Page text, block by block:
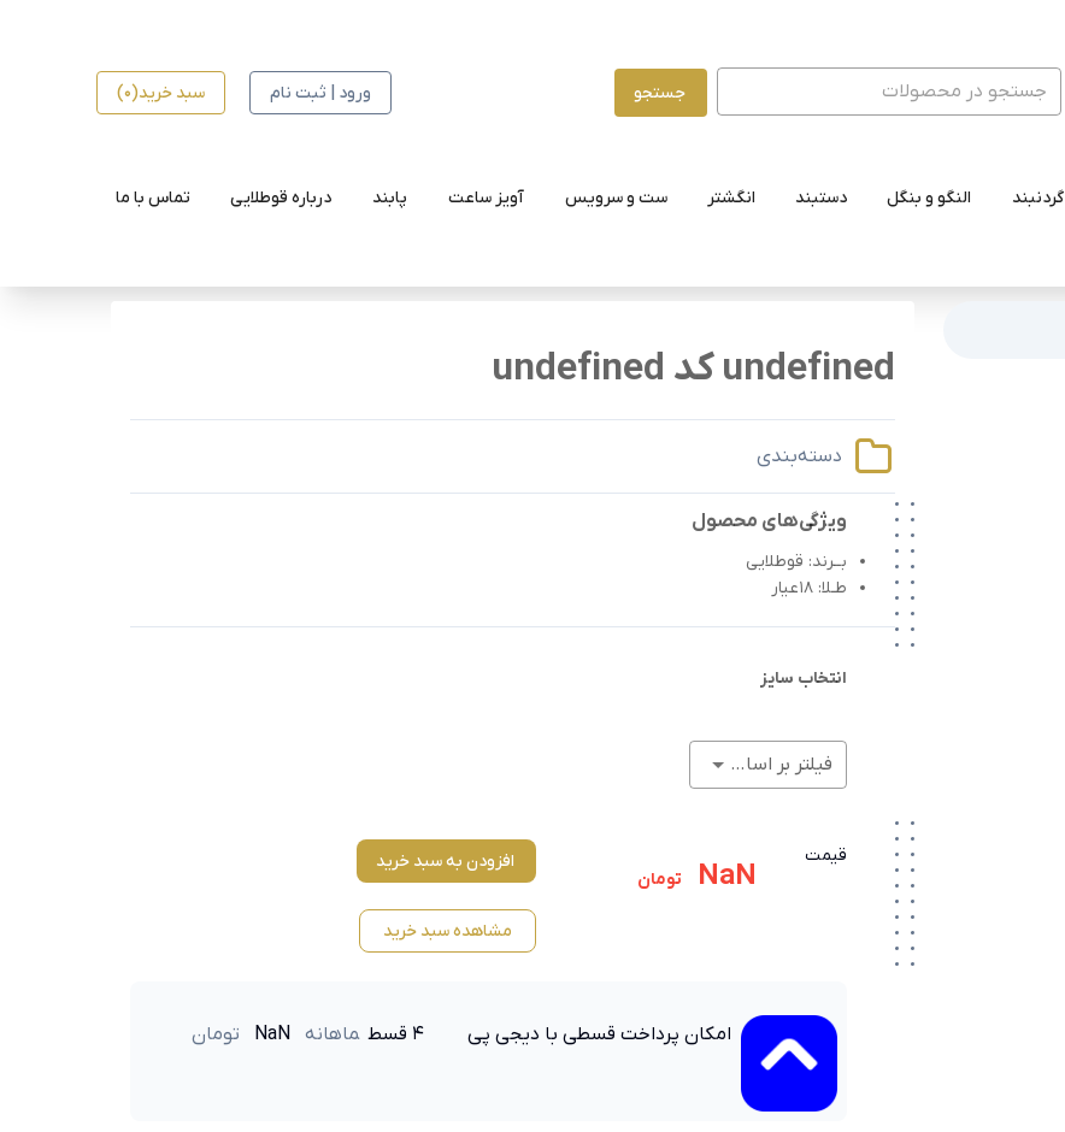
جستجو ورود | ثبت نام سبد خرید(0)
گردنبند النگو و بنگل دستبند انگشتر ست و سرویس آویز ساعت پابند درباره قوطلایی تماس با ما
undefined کد undefined
دسته‌بندی
ویژگی‌های محصول
بــرند: قوطلایی
طـلا: 18عیار
انتخاب سایز
فیلتر بر اساس وزن (گرم)
قیمت
NaN تومان
افزودن به سبد خرید
مشاهده سبد خرید
امکان پرداخت قسطی با دیجی پی ۴ قسط ماهانه تومان